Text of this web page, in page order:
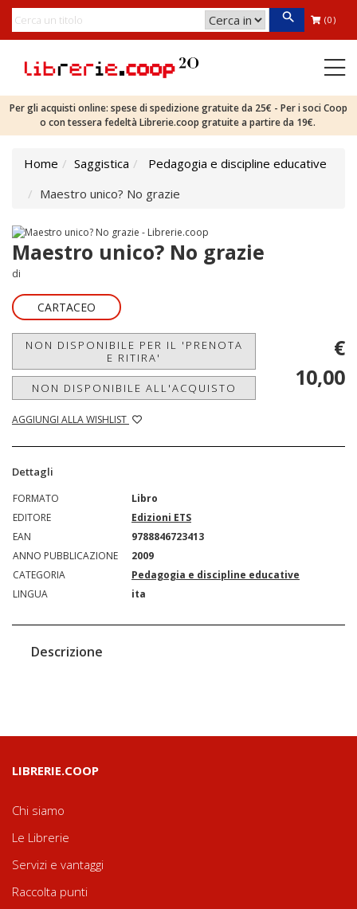
(0)
Per gli acquisti online: spese di spedizione gratuite da 25€ - Per i soci Coop
o con tessera fedeltà Librerie.coop gratuite a partire da 19€.
Home Saggistica
Pedagogia e discipline educative
Maestro unico? No grazie
Maestro unico? No grazie
di
CARTACEO
NON DISPONIBILE PER IL 'PRENOTA
E RITIRA'
NON DISPONIBILE ALL'ACQUISTO
AGGIUNGI ALLA WISHLIST
€
10,00
Dettagli
FORMATO
Libro
EDITORE
Edizioni ETS
EAN
9788846723413
ANNO PUBBLICAZIONE
2009
CATEGORIA
Pedagogia e discipline educative
LINGUA
ita
Descrizione
LIBRERIE.COOP
Chi siamo
Le Librerie
Servizi e vantaggi
Raccolta punti